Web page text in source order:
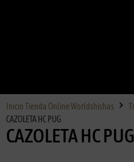
Inicio Tienda Online Worldshishas
CAZOLETA HC PUG
CAZOLETA HC PUG